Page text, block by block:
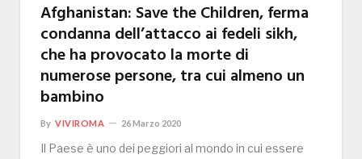
Afghanistan: Save the Children, ferma
condanna dell’attacco ai fedeli sikh,
che ha provocato la morte di
numerose persone, tra cui almeno un
bambino
By VIVIROMA 26 Marzo 2020
Il Paese è uno dei peggiori al mondo in cui essere